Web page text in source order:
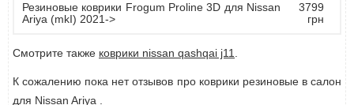
Резиновые коврики Frogum Proline 3D для Nissan
Ariya (mkI) 2021->
3799
грн
Смотрите также коврики nissan qashqai j11
К сожалению пока нет отзывов про коврики резиновые в салон
для Nissan Ariya .